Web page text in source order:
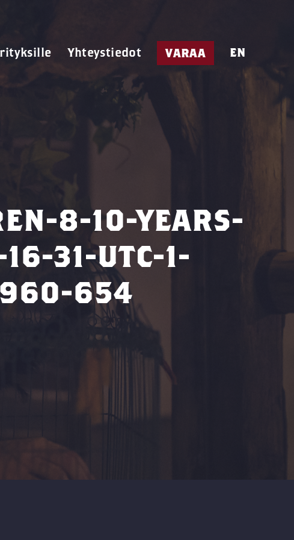
Yhteystiedot VARAA EN
8-10-YEARS-
31-UTC-1-
960-654